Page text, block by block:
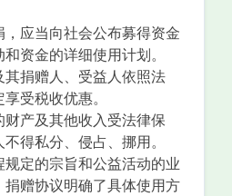
捐，应当向社会公布募得资金
资金的详细使用计划。
及其捐赠人、受益人依照法
受税收优惠。
的财产及其他收入受法律保
得私分、侵占、挪用。
程规定的宗旨和公益活动的业
赠协议明确了具体使用方